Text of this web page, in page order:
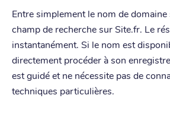
Entre simplement le nom de
champ de recherche sur Site.fr. Le
instantanément. Si le nom est
directement procéder à son
est guidé et ne nécessite pas de
techniques particulières.